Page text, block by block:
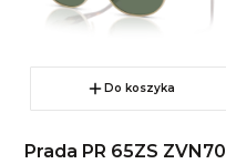
Do koszyka
Prada PR 65ZS